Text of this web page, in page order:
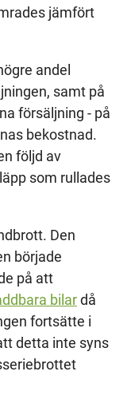
jämfört
andel
samt på
försäljning - på
bekostnad.
följd av
som rullades
Den
började
på att
bilardå
fortsätte i
detta inte syns